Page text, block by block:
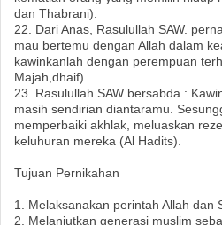
dan Thabrani).
22. Dari Anas, Rasulullah SAW.
mau bertemu dengan Allah dalam
kawinkanlah dengan perempuan
Majah,dhaif).
23. Rasulullah SAW bersabda :
masih sendirian diantaramu.
memperbaiki akhlak, meluaskan
keluhuran mereka (Al Hadits).
Tujuan Pernikahan
1. Melaksanakan perintah Allah dan
2. Melanjutkan generasi muslim